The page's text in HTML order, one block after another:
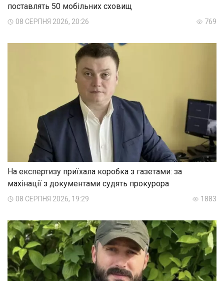
поставлять 50 мобільних сховищ
08 СЕРПНЯ 2026, 20:26 769
На експертизу приїхала коробка з газетами: за
махінації з документами судять прокурора
08 СЕРПНЯ 2026, 19:29 1883